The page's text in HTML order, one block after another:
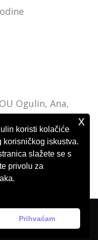
Ogulin, Ana,
i njihovoj
Ogulin, 2026.
koristi kolačiće
korisničkog iskustva.
slažete se s
privolu za
Prihvaćam
x